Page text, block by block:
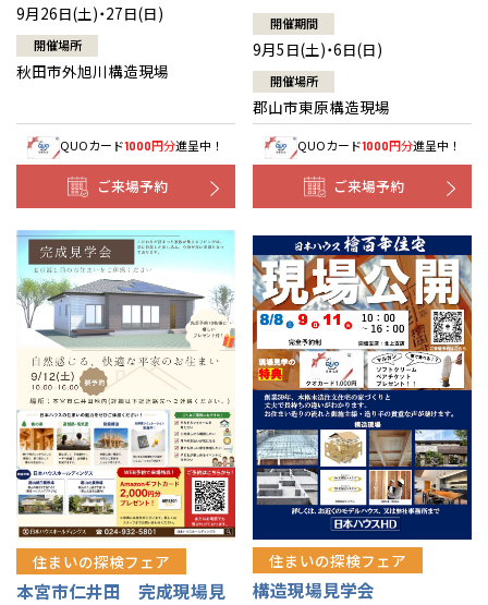
9月26日(土)・27日(日)
開催場所
秋田市外旭川構造現場
QUOカード1000円分進呈中！
ご来場予約
開催期間
9月5日(土)・6日(日)
開催場所
郡山市東原構造現場
QUOカード1000円分進呈中！
ご来場予約
住まいの探検フェア
本宮市仁井田 完成現場見
住まいの探検フェア
構造現場見学会